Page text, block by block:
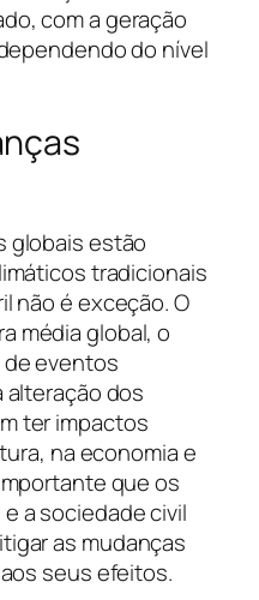
com a geração
do nível
globais estão
tradicionais
não é exceção. O
média global, o
eventos
dos
ter impactos
na economia e
que os
a sociedade civil
as mudanças
seus efeitos.